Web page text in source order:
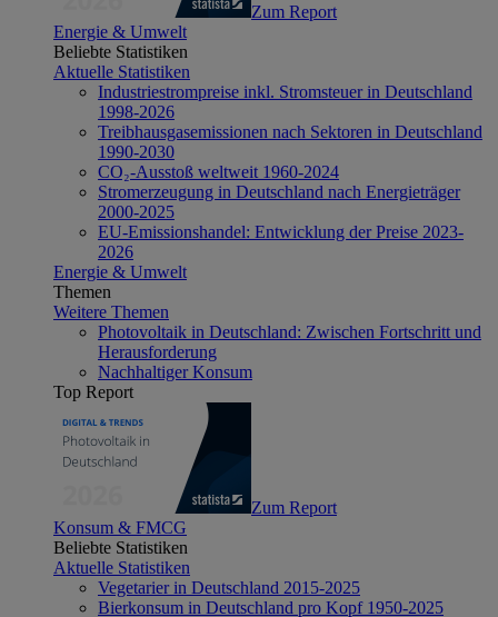
Zum Report
Energie & Umwelt
Beliebte Statistiken
Aktuelle Statistiken
Industriestrompreise inkl. Stromsteuer in Deutschland
1998-2026
Treibhausgasemissionen nach Sektoren in Deutschland
1990-2030
CO₂-Ausstoß weltweit 1960-2024
Stromerzeugung in Deutschland nach Energieträger
2000-2025
EU-Emissionshandel: Entwicklung der Preise 2023-
2026
Energie & Umwelt
Themen
Weitere Themen
Photovoltaik in Deutschland: Zwischen Fortschritt und
Herausforderung
Nachhaltiger Konsum
Top Report
Zum Report
Konsum & FMCG
Beliebte Statistiken
Aktuelle Statistiken
Vegetarier in Deutschland 2015-2025
Bierkonsum in Deutschland pro Kopf 1950-2025